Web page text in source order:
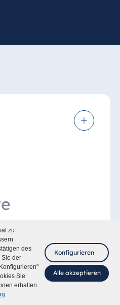
zu
des
Sie der
Sie
erhalten
.
Konfigurieren
Alle akzeptieren
Paket und
Leistungen:
Mittag- und
im
tägliches
Fragen Sie mich